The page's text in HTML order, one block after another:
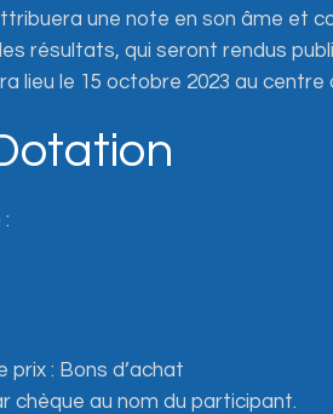
une note en son âme et
résultats, qui seront rendus
lieu le 15 octobre 2023 au centre
prix : Bons d’achat
chèque au nom du participant.